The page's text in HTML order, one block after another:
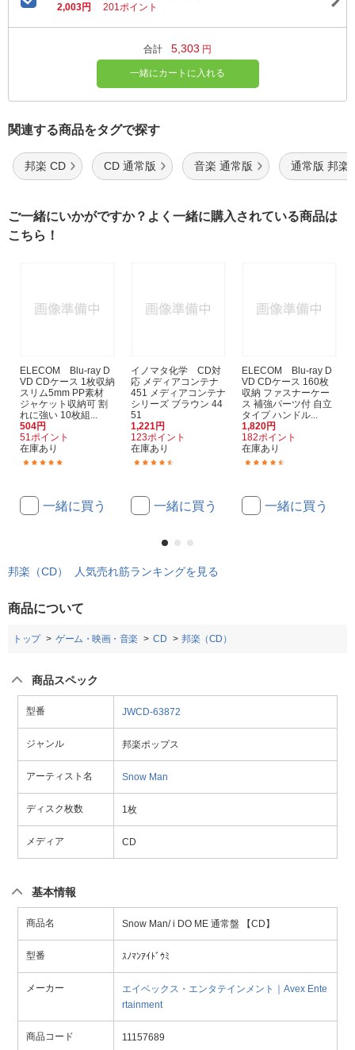
2,003円
201ポイント
合計 5,303 円
一緒にカートに入れる
関連する商品をタグで探す
邦楽 CD CD 通常版 音楽 通常版 通常版 邦楽
ご一緒にいかがですか？よく一緒に購入されている商品は
こちら！
ELECOM Blu-ray D
VD CDケース 1枚収納
スリム5mm PP素材
ジャケット収納可 割
れに強い 10枚組...
504円
51ポイント
在庫あり
一緒に買う
イノマタ化学 CD対
応 メディアコンテナ
451 メディアコンテナ
シリーズ ブラウン 44
51
1,221円
123ポイント
在庫あり
一緒に買う
ELECOM Blu-ray D
VD CDケース 160枚
収納 ファスナーケー
ス 補強パーツ付 自立
タイプ ハンドル...
1,820円
182ポイント
在庫あり
一緒に買う
邦楽（CD） 人気売れ筋ランキングを見る
商品について
トップ ゲーム・映画・音楽 CD 邦楽（CD）
商品スペック
型番 JWCD-63872
ジャンル 邦楽ポップス
アーティスト名 Snow Man
ディスク枚数 1枚
メディア CD
基本情報
商品名 Snow Man/ i DO ME 通常盤 【CD】
型番 ｽﾉﾏﾝｱｲﾄﾞｳﾐ
メーカー
エイベックス・エンタテインメント｜Avex Ente
rtainment
商品コード 11157689